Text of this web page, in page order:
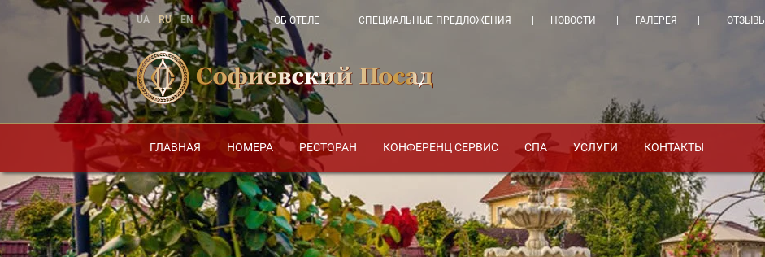
UA RU EN ОБ ОТЕЛЕ СПЕЦИАЛЬНЫЕ ПРЕДЛОЖЕНИЯ НОВОСТИ ГАЛЕРЕЯ ОТЗЫВЫ
ГЛАВНАЯ НОМЕРА РЕСТОРАН КОНФЕРЕНЦ СЕРВИС СПА УСЛУГИ КОНТАКТЫ